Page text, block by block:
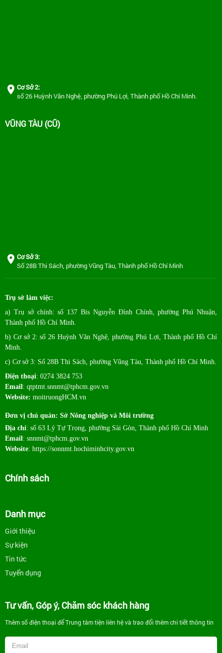
Cơ Sở 2:
số 26 Huỳnh Văn Nghệ, phường Phú Lợi, Thành phố Hồ Chí Minh.
VŨNG TÀU (CŨ)
Cơ Sở 3:
Số 28B Thi Sách, phường Vũng Tàu, Thành phố Hồ Chí Minh
Trụ sở làm việc:
a) Trụ sở chính: số 137 Bis Nguyễn Đình Chính, phường Phú Nhuận,
Thành phố Hồ Chí Minh.
b) Cơ sở 2: số 26 Huỳnh Văn Nghệ, phường Phú Lợi, Thành phố Hồ Chí
Minh.
c) Cơ sở 3: Số 28B Thi Sách, phường Vũng Tàu, Thành phố Hồ Chí Minh.
Điện thoại: 0274 3824 753
Email: qtptmt.snnmt@tphcm.gov.vn
Website: moitruongHCM.vn
Đơn vị chủ quản: Sở Nông nghiệp và Môi trường
Địa chỉ: số 63 Lý Tự Trọng, phường Sài Gòn, Thành phố Hồ Chí Minh
Email: snnmt@tphcm.gov.vn
Website: https://sonnmt.hochiminhcity.gov.vn
Chính sách
Danh mục
Giới thiệu
Sự kiện
Tin tức
Tuyển dụng
Tư vấn, Góp ý, Chăm sóc khách hàng
Thêm số điện thoại để Trung tâm tiện liên hệ và trao đổi thêm chi tiết thông tin